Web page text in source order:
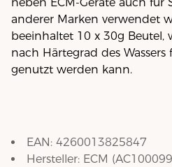
anderer Marken verwendet
beeinhaltet 10 x 30g Beutel,
nach Härtegrad des
genutzt werden kann.
EAN: 4260013825847
Hersteller: ECM (